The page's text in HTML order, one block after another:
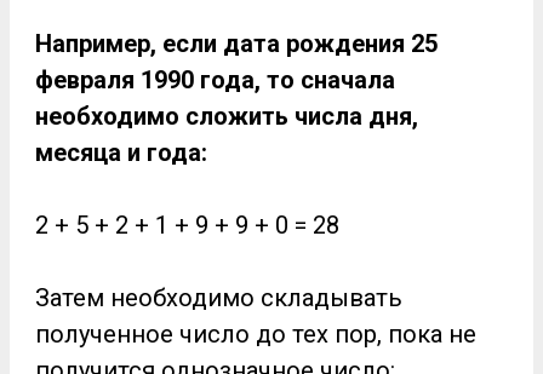
Например, если дата рождения 25
февраля 1990 года, то сначала
необходимо сложить числа дня,
месяца и года:
2 + 5 + 2 + 1 + 9 + 9 + 0 = 28
Затем необходимо складывать
полученное число до тех пор, пока не